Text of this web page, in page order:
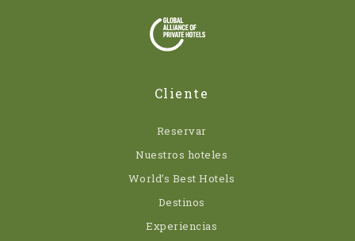
Cliente
Reservar
Nuestros hoteles
World’s Best Hotels
Destinos
Experiencias